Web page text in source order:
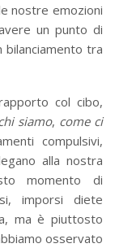
nostre emozioni
un punto di
tra
col cibo,
siamo, come ci
compulsivi,
alla nostra
momento di
imporsi diete
ma è piuttosto
osservato